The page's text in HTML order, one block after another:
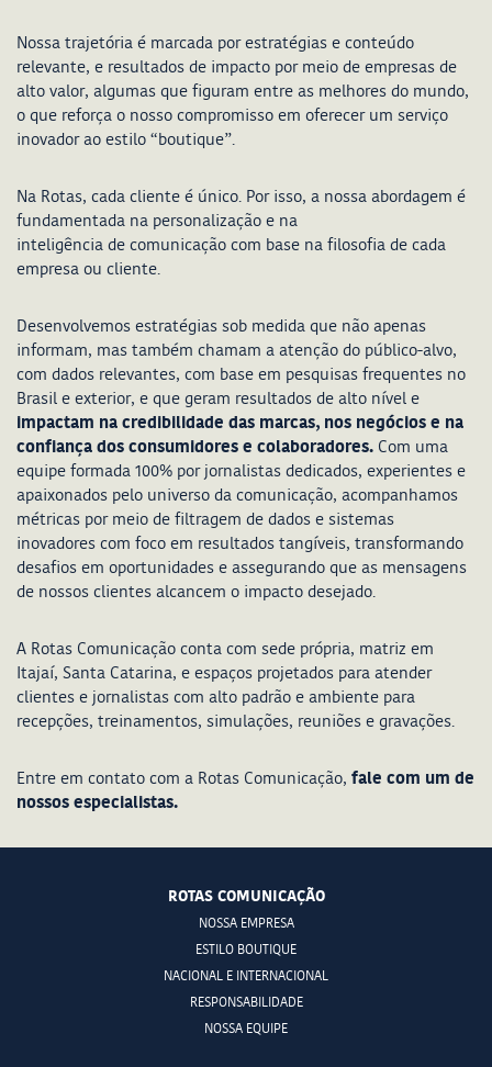
Nossa trajetória é marcada por estratégias e conteúdo
relevante, e resultados de impacto por meio de empresas de
alto valor, algumas que figuram entre as melhores do mundo,
o que reforça o nosso compromisso em oferecer um serviço
inovador ao estilo “boutique”.
Na Rotas, cada cliente é único. Por isso, a nossa abordagem é
fundamentada na personalização e na
inteligência de comunicação com base na filosofia de cada
empresa ou cliente.
Desenvolvemos estratégias sob medida que não apenas
informam, mas também chamam a atenção do público-alvo,
com dados relevantes, com base em pesquisas frequentes no
Brasil e exterior, e que geram resultados de alto nível e
impactam na credibilidade das marcas, nos negócios e na
confiança dos consumidores e colaboradores. Com uma
equipe formada 100% por jornalistas dedicados, experientes e
apaixonados pelo universo da comunicação, acompanhamos
métricas por meio de filtragem de dados e sistemas
inovadores com foco em resultados tangíveis, transformando
desafios em oportunidades e assegurando que as mensagens
de nossos clientes alcancem o impacto desejado.
A Rotas Comunicação conta com sede própria, matriz em
Itajaí, Santa Catarina, e espaços projetados para atender
clientes e jornalistas com alto padrão e ambiente para
recepções, treinamentos, simulações, reuniões e gravações.
Entre em contato com a Rotas Comunicação, fale com um de
nossos especialistas.
ROTAS COMUNICAÇÃO
NOSSA EMPRESA
ESTILO BOUTIQUE
NACIONAL E INTERNACIONAL
RESPONSABILIDADE
NOSSA EQUIPE